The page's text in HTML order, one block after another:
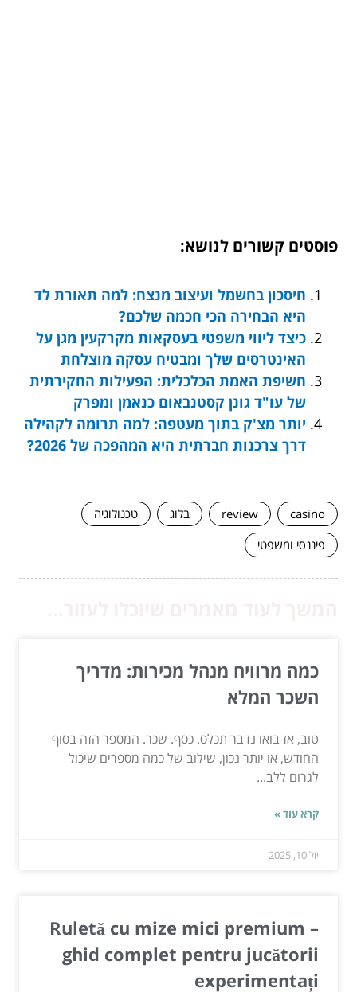
פוסטים קשורים לנושא:
חיסכון בחשמל ועיצוב מנצח: למה תאורת לד
היא הבחירה הכי חכמה שלכם?
כיצד ליווי משפטי בעסקאות מקרקעין מגן על
האינטרסים שלך ומבטיח עסקה מוצלחת
חשיפת האמת הכלכלית: הפעילות החקירתית
של עו"ד גונן קסטנבאום כנאמן ומפרק
יותר מצ'ק בתוך מעטפה: למה תרומה לקהילה
דרך צרכנות חברתית היא המהפכה של 2026?
casino
review בלוג
טכנולוגיה
פיננסי ומשפטי
כמה מרוויח מנהל מכירות: מדריך
השכר המלא
טוב, אז בואו נדבר תכלס. כסף. שכר. המספר הזה בסוף
החודש, או יותר נכון, שילוב של כמה מספרים שיכול
לגרום ללב...
קרא עוד »
יול 10, 2025
Ruletă cu mize mici premium –
ghid complet pentru jucătorii
experimentați